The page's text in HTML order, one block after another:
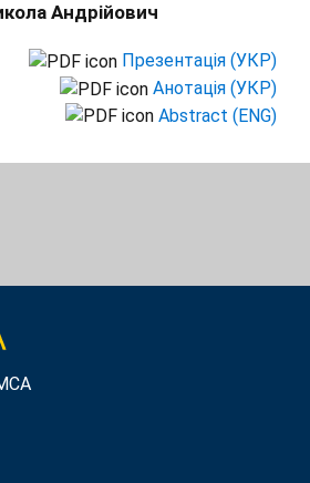
Андрійович
Презентація (УКР)
Анотація (УКР)
Abstract (ENG)